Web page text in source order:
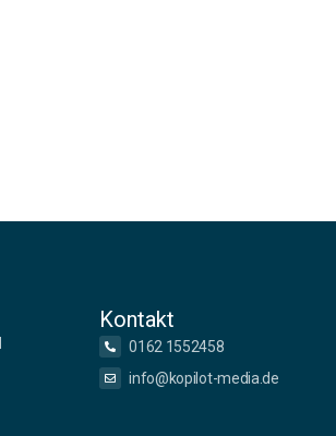
Kontakt
0162 1552458
info@kopilot-media.de